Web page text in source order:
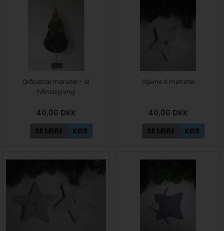
Dråbetræ mønster - til
håndsyning
40,00 DKK
SE MERE KØB
Stjerne A mønster
40,00 DKK
SE MERE KØB